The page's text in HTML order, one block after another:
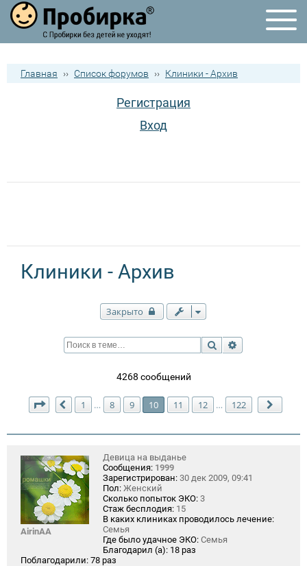
Главная ›› Список форумов ›› Клиники - Архив
Регистрация
Вход
Клиники - Архив
Закрыто
Поиск
4268 сообщений
Страница 10 из
Пред.
1 … 8 9 10 11 12 … 122
AirinAA
Девица на выданье
Сообщения: 1999
Зарегистрирован: 30 дек 2009, 09:41
Пол: Женский
Сколько попыток ЭКО: 3
Стаж бесплодия: 15
В каких клиниках проводилось лечение:
Семья
Где было удачное ЭКО: Семья
Благодарил (а): 18 раз
Поблагодарили: 78 раз